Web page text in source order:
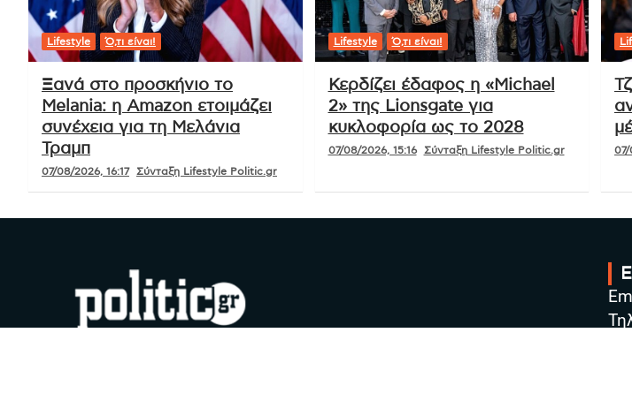
Lifestyle Ό,τι είναι!
Ξανά στο προσκήνιο το
Melania: η Amazon ετοιμάζει
συνέχεια για τη Μελάνια
Τραμπ
07/08/2026, 16:17 Σύνταξη Lifestyle Politic.gr
Lifestyle Ό,τι είναι!
Κερδίζει έδαφος η «Michael
2» της Lionsgate για
κυκλοφορία ως το 2028
07/08/2026, 15:16 Σύνταξη Lifestyle Politic.gr 07/